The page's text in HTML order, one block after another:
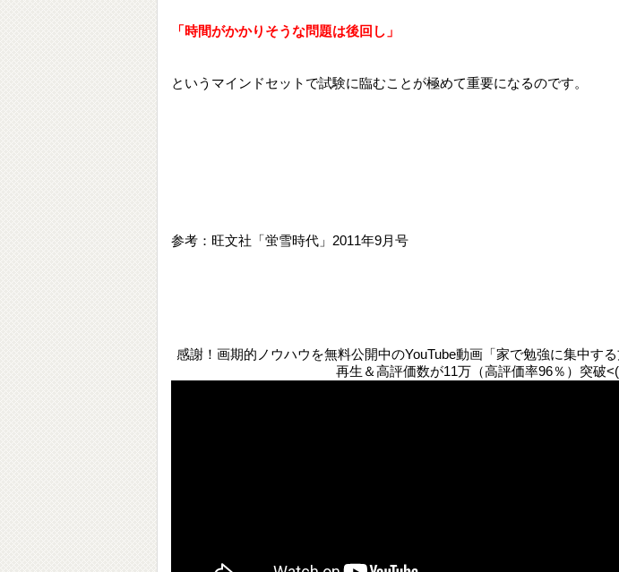
「時間がかかりそうな問題は後回し」
というマインドセットで試験に臨むことが極めて重要になるのです。
参考：旺文社「蛍雪時代」2011年9月号
感謝！画期的ノウハウを無料公開中のYouTube動画「家で勉強に集中す
再生＆高評価数が11万（高評価率96％）突破